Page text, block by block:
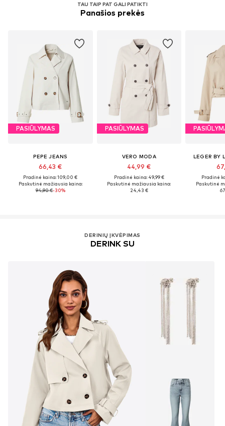
TAU TAIP PAT GALI PATIKTI
Panašios prekės
PASIŪLYMAS
PEPE JEANS
66,43 €
Pradinė kaina: 109,00 €
Paskutinė mažiausia kaina:
94,90 €-30%
PASIŪLYMAS
VERO MODA
44,99 €
Pradinė kaina: 49,99 €
Paskutinė mažiausia kaina:
24,43 €
LEGER BY
Pradinė
Paskutinė
DERINIŲ ĮKVĖPIMAS
DERINK SU